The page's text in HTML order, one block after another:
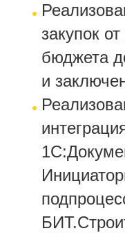
закупок
бюджета
и